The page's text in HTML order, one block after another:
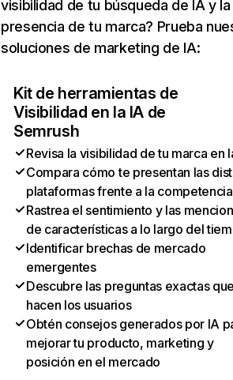
visibilidad de tu búsqueda de IA y la
presencia de tu marca? Prueba
soluciones de marketing de IA:
Kit de herramientas de
Visibilidad en la IA de
Semrush
Revisa la visibilidad de tu marca en
Compara cómo te presentan las
plataformas frente a la competencia
Rastrea el sentimiento y las
de características a lo largo del
Identificar brechas de mercado
emergentes
Descubre las preguntas exactas
hacen los usuarios
Obtén consejos generados por IA
mejorar tu producto, marketing y
posición en el mercado